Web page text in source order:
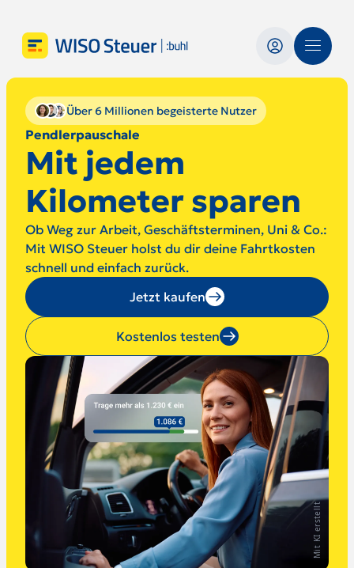
Über 6 Millionen begeisterte Nutzer
Pendlerpauschale
Mit jedem
Kilometer sparen
Ob Weg zur Arbeit, Geschäftsterminen, Uni & Co.:
Mit WISO Steuer holst du dir deine Fahrtkosten
schnell und einfach zurück.
Jetzt kaufen
Kostenlos testen
Mit KI erstellt